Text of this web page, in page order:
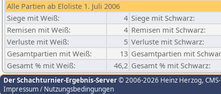
Alle Partien ab Eloliste 1. Juli 2006
Siege mit Weiß:
4 Siege mit Schwarz:
Remisen mit Weiß:
4 Remisen mit Schwarz:
Verluste mit Weiß:
5 Verluste mit Schwarz:
Gesamtpartien mit Weiß:
13 Gesamtpartien mit
Gesamt % mit Weiß:
46,2 Gesamt % mit Schwarz:
Der Schachturnier-Ergebnis-Server© 2006-2026 Heinz Herzog,
Impressum / Nutzungsbedingungen